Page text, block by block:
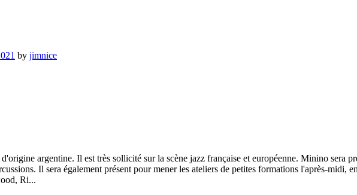
by jimnice
argentine. Il est très sollicité sur la scène jazz française et européenne. Minino sera
Il sera également présent pour mener les ateliers de petites formations l'après-
Ri...